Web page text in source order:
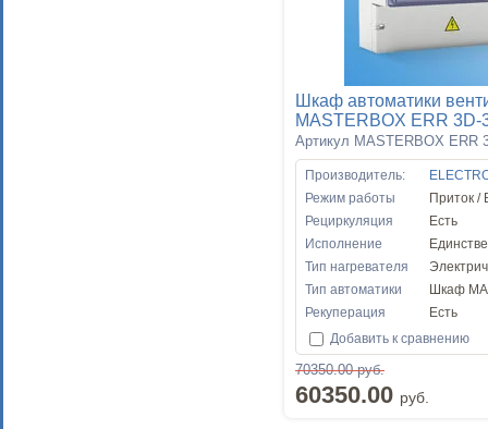
Шкаф автоматики
MASTERBOX ERR 3D-
Артикул MASTERBOX ERR
Производитель:
Режим работы
Приток /
Рециркуляция
Есть
Исполнение
Тип нагревателя
Тип автоматики
Шкаф
Рекуперация
Есть
Добавить к сравнению
70350.00 руб.
60350.00 руб.